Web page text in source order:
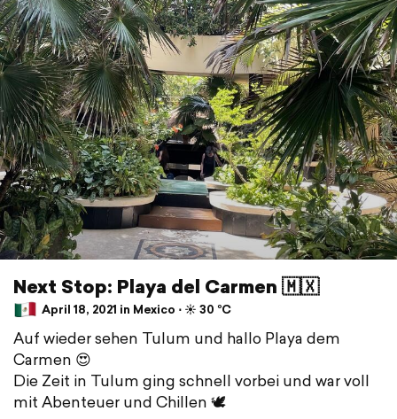
Next Stop: Playa del Carmen 🇲🇽
April 18, 2021 in Mexico ⋅ ☀️ 30 °C
Auf wieder sehen Tulum und hallo Playa dem
Carmen 😍
Die Zeit in Tulum ging schnell vorbei und war voll
mit Abenteuer und Chillen 🕊